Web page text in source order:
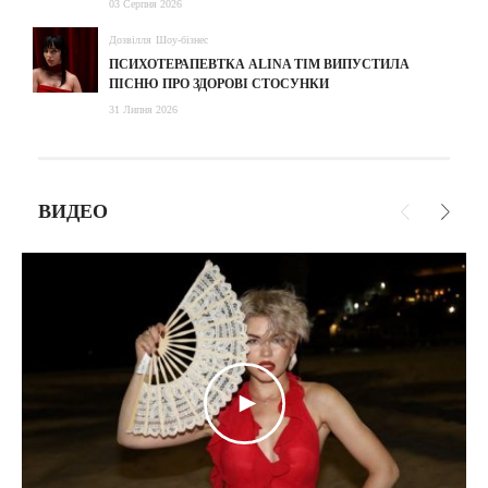
03 Серпня 2026
Дозвілля Шоу-бізнес
ПСИХОТЕРАПЕВТКА ALINA TIM ВИПУСТИЛА
ПІСНЮ ПРО ЗДОРОВІ СТОСУНКИ
31 Липня 2026
ВИДЕО